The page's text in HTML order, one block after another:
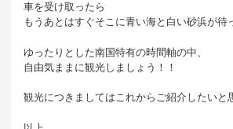
車を受け取ったら
もうあとはすぐそこに青い海と白い砂浜が待
ゆったりとした南国特有の時間軸の中、
自由気ままに観光しましょう！！
観光につきましてはこれからご紹介したいと